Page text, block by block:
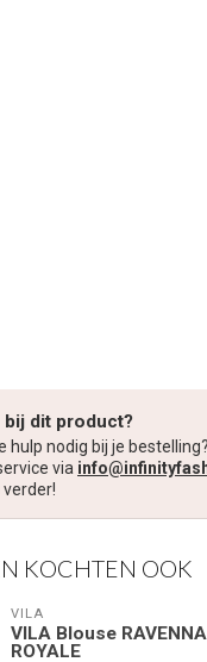
dit product?
hulp nodig bij je
via
KOCHTEN OOK
VILA
VILA Blouse
ROYALE